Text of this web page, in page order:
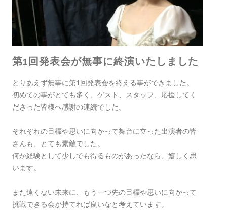
第1回発表会が無事に終演いたしました
とりあえず無事に第1回発表会を終える事ができました。
初めての事がとても多く、ゲスト、スタッフ、応援してく
ださった皆様へ感謝の連続でした。
それぞれの目標や思いに向かって舞台に立った出演者の皆
さんも、とても素敵でした。
何か経験として少しでも得るものがあったなら、嬉しく思
います。
また遠くない未来に、もう一つ先の目標や思いに向かって
挑戦できる会が持てれば良いなと考えています。